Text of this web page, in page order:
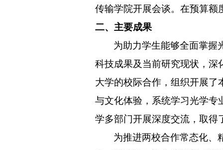
传输学院开展会谈。在预算额
二、 主要成果
为助力学生能够全面掌握
科技成果及当前研究现状，深
大学的校际合作，组织开展了
与文化体验，系统学习光学专
学多部门开展深度交流，取得
为推进两校合作常态化、